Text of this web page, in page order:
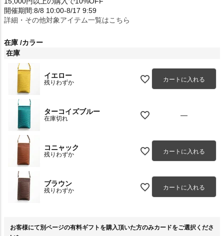
開催期間:8/8 10:00-8/17 9:59
詳細・その他対象アイテム一覧はこちら
在庫 カラー
在庫
イエロー
残りわずか カートに入れる
ターコイズブルー
在庫切れ —
コニャック
残りわずか カートに入れる
ブラウン
残りわずか カートに入れる
お客様にて別ページの有料ギフトを購入頂いた方のみカードをご選択くださ